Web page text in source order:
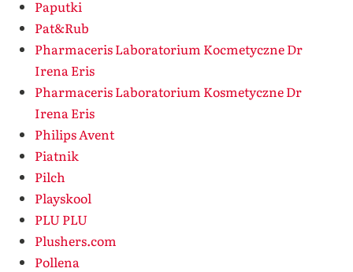
Paputki
Pat&Rub
Pharmaceris Laboratorium Kocmetyczne Dr
Irena Eris
Pharmaceris Laboratorium Kosmetyczne Dr
Irena Eris
Philips Avent
Piatnik
Pilch
Playskool
PLU PLU
Plushers.com
Pollena